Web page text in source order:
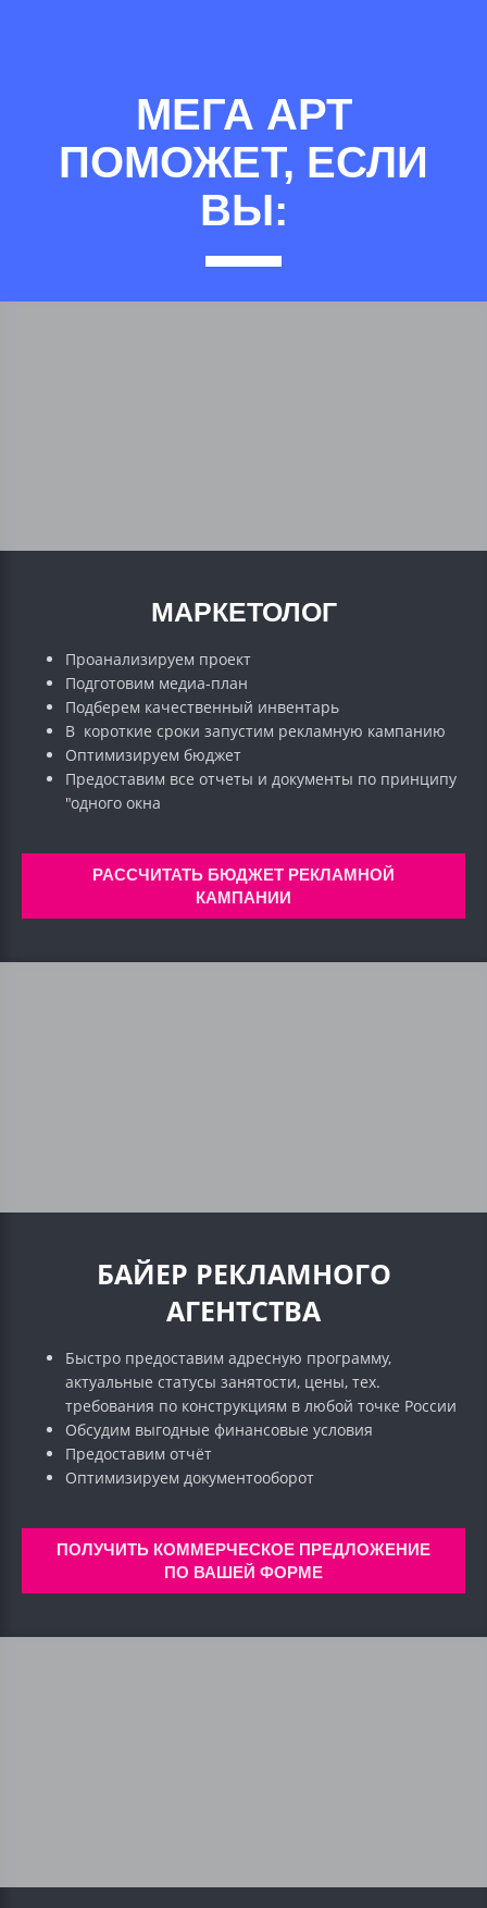
МЕГА АРТ
ПОМОЖЕТ, ЕСЛИ
ВЫ:
МАРКЕТОЛОГ
Проанализируем проект
Подготовим медиа-план
Подберем качественный инвентарь
В короткие сроки запустим рекламную кампанию
Оптимизируем бюджет
Предоставим все отчеты и документы по принципу
"одного окна
РАССЧИТАТЬ БЮДЖЕТ РЕКЛАМНОЙ
КАМПАНИИ
БАЙЕР РЕКЛАМНОГО
АГЕНТСТВА
Быстро предоставим адресную программу,
актуальные статусы занятости, цены, тех.
требования по конструкциям в любой точке России
Обсудим выгодные финансовые условия
Предоставим отчёт
Оптимизируем документооборот
ПОЛУЧИТЬ КОММЕРЧЕСКОЕ ПРЕДЛОЖЕНИЕ
ПО ВАШЕЙ ФОРМЕ